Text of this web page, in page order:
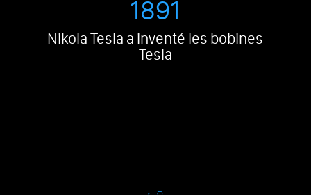
1891
Nikola Tesla a inventé les bobines
Tesla